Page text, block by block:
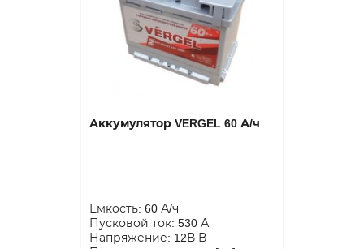
Аккумулятор VERGEL 60 А/ч
Емкость: 60 А/ч
Пусковой ток: 530 А
Напряжение: 12В В